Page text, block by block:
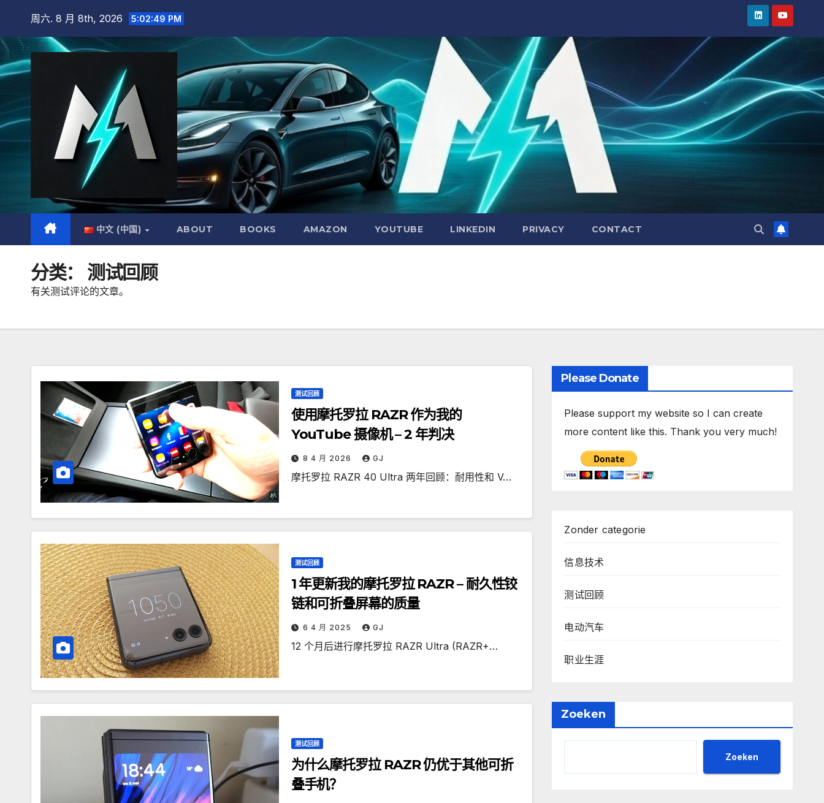
内
容
周六. 8 月 8th, 2026 5:02:50 PM
中文 (中国) ABOUT BOOKS AMAZON YOUTUBE LINKEDIN PRIVACY CONTACT
分类： 测试回顾
有关测试评论的文章。
测试回顾
使用摩托罗拉 RAZR 作为我的
YouTube 摄像机 – 2 年判决
8 4 月 2026 GJ
摩托罗拉 RAZR 40 Ultra 两年回顾：耐用性和 V…
测试回顾
1 年更新我的摩托罗拉 RAZR – 耐久性铰
链和可折叠屏幕的质量
6 4 月 2025 GJ
12 个月后进行摩托罗拉 RAZR Ultra (RAZR+…
测试回顾
为什么摩托罗拉 RAZR 仍优于其他可折
叠手机？
Please Donate
Please support my website so I can create
more content like this. Thank you very much!
Zonder categorie
信息技术
测试回顾
电动汽车
职业生涯
Zoeken
Zoeken